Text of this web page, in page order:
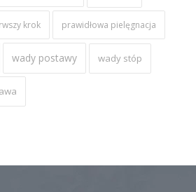
krok prawidłowa pielęgnacja
wady postawy wady stóp